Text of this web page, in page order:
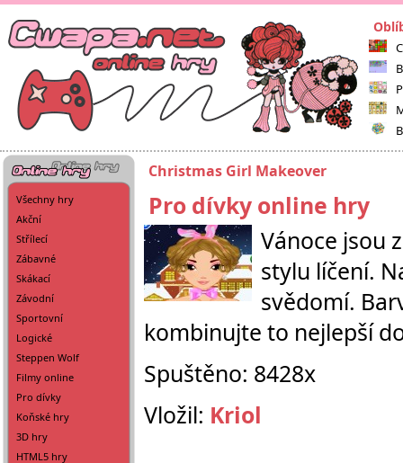
Všechny hry
Akční
Střílecí
Zábavné
Skákací
Závodní
Sportovní
Logické
Steppen Wolf
Filmy online
Pro dívky
Koňské hry
3D hry
HTML5 hry
Christmas Girl Makeover
Pro dívky online hry
Vánoce jsou
stylu líčení.
svědomí.
kombinujte to nejlepší
Spuštěno: 8428x
Vložil: Kriol